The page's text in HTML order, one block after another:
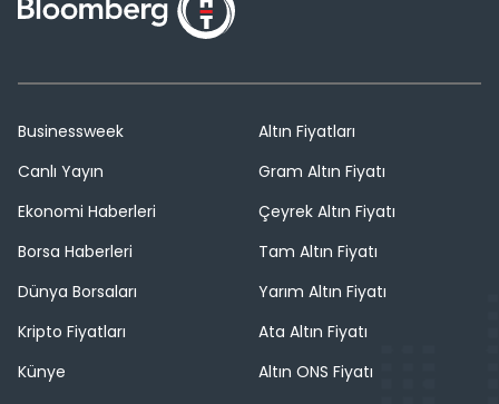
Businessweek
Canlı Yayın
Ekonomi Haberleri
Borsa Haberleri
Dünya Borsaları
Kripto Fiyatları
Künye
Altın Fiyatları
Gram Altın Fiyatı
Çeyrek Altın Fiyatı
Tam Altın Fiyatı
Yarım Altın Fiyatı
Ata Altın Fiyatı
Altın ONS Fiyatı